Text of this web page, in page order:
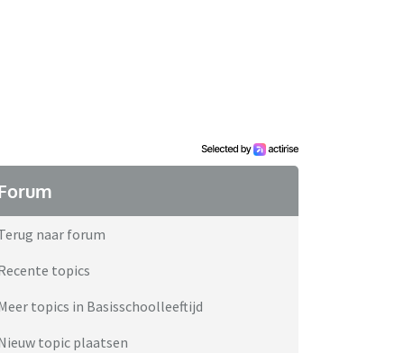
naar forum
topics
topics in Basisschoolleeftijd
topic plaatsen